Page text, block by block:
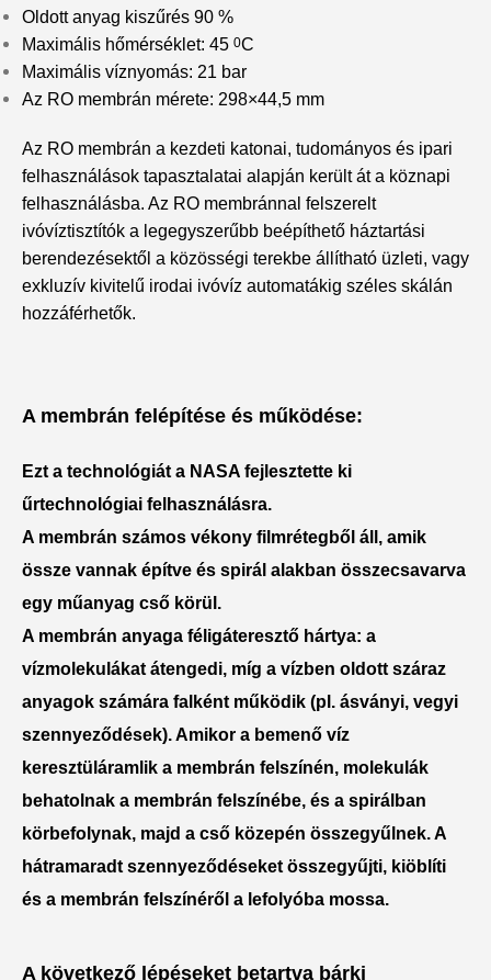
Oldott anyag kiszűrés 90 %
Maximális hőmérséklet: 45 0C
Maximális víznyomás: 21 bar
Az RO membrán mérete: 298×44,5 mm
Az RO membrán a kezdeti katonai, tudományos és ipari
felhasználások tapasztalatai alapján került át a köznapi
felhasználásba. Az RO membránnal felszerelt
ivóvíztisztítók a legegyszerűbb beépíthető háztartási
berendezésektől a közösségi terekbe állítható üzleti, vagy
exkluzív kivitelű irodai ivóvíz automatákig széles skálán
hozzáférhetők.
A membrán felépítése és működése:
Ezt a technológiát a NASA fejlesztette ki
űrtechnológiai felhasználásra.
A membrán számos vékony filmrétegből áll, amik
össze vannak építve és spirál alakban összecsavarva
egy műanyag cső körül.
A membrán anyaga féligáteresztő hártya: a
vízmolekulákat átengedi, míg a vízben oldott száraz
anyagok számára falként működik (pl. ásványi, vegyi
szennyeződések). Amikor a bemenő víz
keresztüláramlik a membrán felszínén, molekulák
behatolnak a membrán felszínébe, és a spirálban
körbefolynak, majd a cső közepén összegyűlnek. A
hátramaradt szennyeződéseket összegyűjti, kiöblíti
és a membrán felszínéről a lefolyóba mossa.
A következő lépéseket betartva bárki